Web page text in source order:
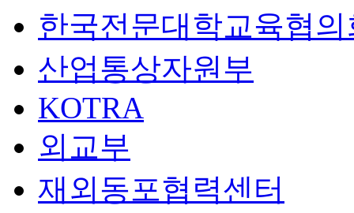
한국전문대학교육협의
산업통상자원부
KOTRA
외교부
재외동포협력센터